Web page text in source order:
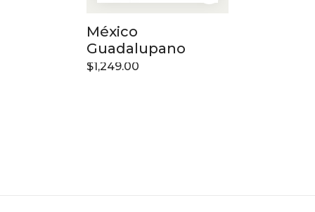
México
Guadalupano
$1,249.00